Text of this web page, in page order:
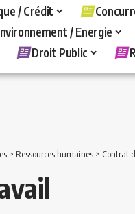
/ Crédit
/ Energie
Droit Public
> Ressources humaines > Contrat